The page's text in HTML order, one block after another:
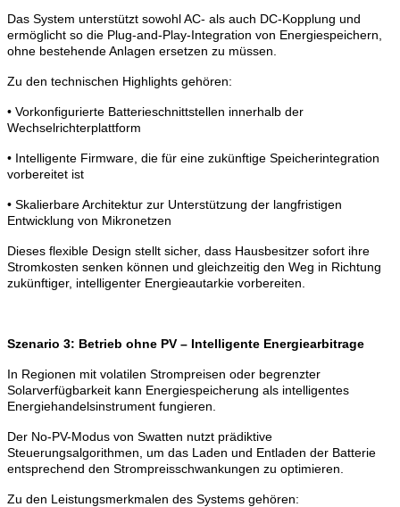
Das System unterstützt sowohl AC- als auch DC-Kopplung und
ermöglicht so die Plug-and-Play-Integration von Energiespeichern,
ohne bestehende Anlagen ersetzen zu müssen.
Zu den technischen Highlights gehören:
• Vorkonfigurierte Batterieschnittstellen innerhalb der
Wechselrichterplattform
• Intelligente Firmware, die für eine zukünftige Speicherintegration
vorbereitet ist
• Skalierbare Architektur zur Unterstützung der langfristigen
Entwicklung von Mikronetzen
Dieses flexible Design stellt sicher, dass Hausbesitzer sofort ihre
Stromkosten senken können und gleichzeitig den Weg in Richtung
zukünftiger, intelligenter Energieautarkie vorbereiten.
Szenario 3: Betrieb ohne PV – Intelligente Energiearbitrage
In Regionen mit volatilen Strompreisen oder begrenzter
Solarverfügbarkeit kann Energiespeicherung als intelligentes
Energiehandelsinstrument fungieren.
Der No-PV-Modus von Swatten nutzt prädiktive
Steuerungsalgorithmen, um das Laden und Entladen der Batterie
entsprechend den Strompreisschwankungen zu optimieren.
Zu den Leistungsmerkmalen des Systems gehören: